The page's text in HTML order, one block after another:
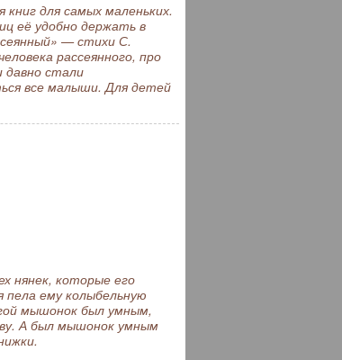
для самых маленьких.
её удобно держать в
— стихи С.
рассеянного, про
давно стали
все малыши. Для детей
нянек, которые его
пела ему колыбельную
мышонок был умным,
А был мышонок умным